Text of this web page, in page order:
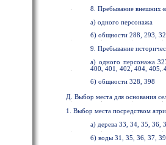
8. Пребывание внешних
а) одного персонажа
б) общности 288, 293,
9. Пребывание
а) одного персонажа
400, 401, 402, 404, 405,
б) общности 328, 398
Д. Выбор места для основания
1. Выбор места посредством
а) дерева 33, 34, 35, 36,
б) воды 31, 35, 36, 37,